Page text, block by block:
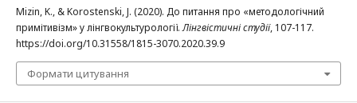
Mizin, K., & Korostenski, J. (2020). До питання про «методологічний
примітивізм» у лінгвокультурології.Лінгвістичні студії, 107-117.
https://doi.org/10.31558/1815-3070.2020.39.9
Формати цитування